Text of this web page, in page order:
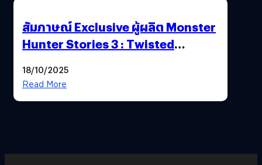
สัมภาษณ์ Exclusive ผู้ผลิต Monster
Hunter Stories 3 : Twisted
สวยฉ่ำ !
18/10/2025
Read More